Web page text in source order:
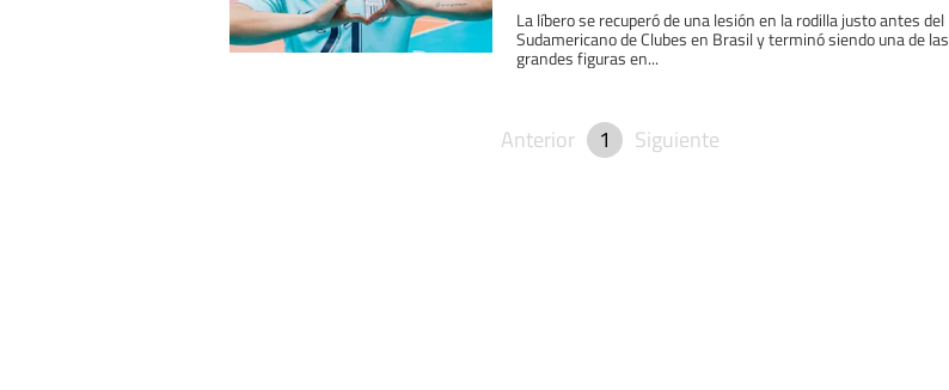
La líbero se recuperó de una lesión en la rodilla justo antes del
Sudamericano de Clubes en Brasil y terminó siendo una de las
grandes figuras en...
Anterior 1 Siguiente